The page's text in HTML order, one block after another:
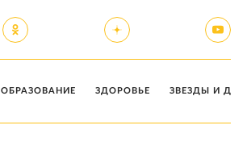
ОБРАЗОВАНИЕ ЗДОРОВЬЕ ЗВЕЗДЫ И